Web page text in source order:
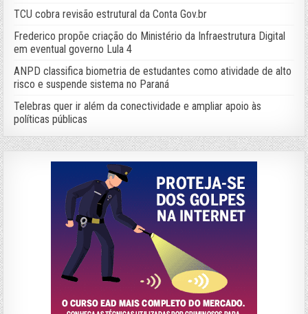
TCU cobra revisão estrutural da Conta Gov.br
Frederico propõe criação do Ministério da Infraestrutura Digital
em eventual governo Lula 4
ANPD classifica biometria de estudantes como atividade de alto
risco e suspende sistema no Paraná
Telebras quer ir além da conectividade e ampliar apoio às
políticas públicas